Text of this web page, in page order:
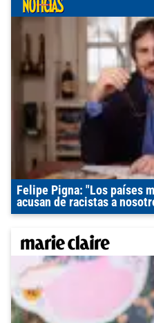
Felipe Pigna: "Los países
acusan de racistas a